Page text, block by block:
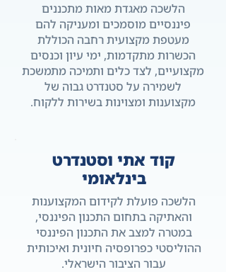
הלשכה מאגדת מאות מתכננים
פיננסיים מוסמכים ומעניקה להם
מעטפת מקצועית רחבה הכוללת
הכשרות מתקדמות, ימי עיון וכנסים
מקצועיים, לצד כלים ותמיכה מתמשכת
לשמירה על סטנדרט גבוה של
מקצוענות ומצוינות בשירות ללקוח.
קוד אתי וסטנדרט
בינלאומי
הלשכה פועלת לקידום המקצוענות
והאתיקה בתחום התכנון הפיננסי,
במטרה למצב את התכנון הפיננסי
ההוליסטי כפרופסיה חיונית ואיכותית
עבור הציבור הישראלי.